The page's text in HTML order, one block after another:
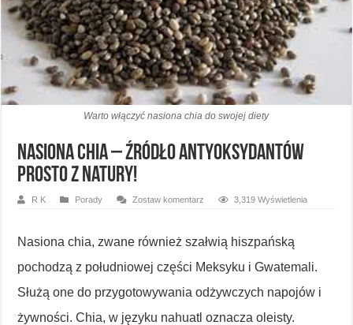
Warto włączyć nasiona chia do swojej diety
Nasiona chia – źródło antyoksydantów
prosto z natury!
R K Porady Zostaw komentarz 3,319 Wyświetlenia
Nasiona chia, zwane również szałwią hiszpańską
pochodzą z południowej części Meksyku i Gwatemali.
Służą one do przygotowywania odżywczych napojów i
żywności. Chia, w języku nahuatl oznacza oleisty.